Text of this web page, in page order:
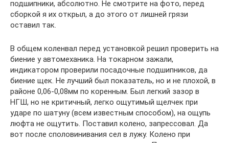
подшипники, абсолютно. Не смотрите на фото, перед
сборкой я их открыл, а до этого от лишней грязи
оставил так.
В общем коленвал перед установкой решил проверить на
биение у автомеханика. На токарном зажали,
индикатором проверили посадочные подшипников, да
биение щек. Не лучший был показатель, но и не плохой, в
районе 0,06-0,08мм по коренным. Был легкий зазор в
НГШ, но не критичный, легко ощутимый щелчек при
ударе по шатуну (всем известным способом), на ощупь
люфта не ощутить. Поставил колено, запрессовал. Да
вот после споловинивания сел в лужу. Колено при